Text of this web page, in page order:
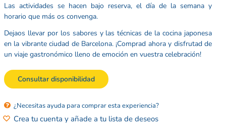
Las actividades se hacen bajo reserva, el día de la semana y
horario que más os convenga.
Dejaos llevar por los sabores y las técnicas de la cocina japonesa
en la vibrante ciudad de Barcelona. ¡Comprad ahora y disfrutad de
un viaje gastronómico lleno de emoción en vuestra celebración!
Consultar disponibilidad
¿Necesitas ayuda para comprar esta experiencia?
Crea tu cuenta y añade a tu lista de deseos